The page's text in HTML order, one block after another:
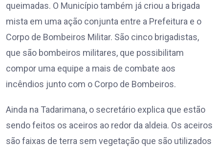
queimadas. O Município também já criou a brigada
mista em uma ação conjunta entre a Prefeitura e o
Corpo de Bombeiros Militar. São cinco brigadistas,
que são bombeiros militares, que possibilitam
compor uma equipe a mais de combate aos
incêndios junto com o Corpo de Bombeiros.
Ainda na Tadarimana, o secretário explica que estão
sendo feitos os aceiros ao redor da aldeia. Os aceiros
são faixas de terra sem vegetação que são utilizados